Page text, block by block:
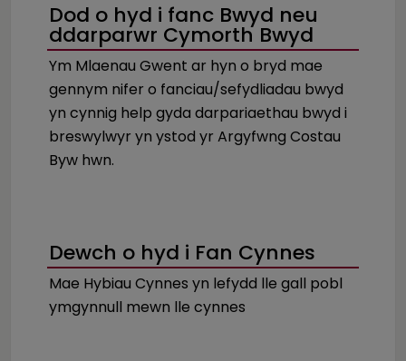
Dod o hyd i fanc Bwyd neu
ddarparwr Cymorth Bwyd
Ym Mlaenau Gwent ar hyn o bryd mae
gennym nifer o fanciau/sefydliadau bwyd
yn cynnig help gyda darpariaethau bwyd i
breswylwyr yn ystod yr Argyfwng Costau
Byw hwn.
Dewch o hyd i Fan Cynnes
Mae Hybiau Cynnes yn lefydd lle gall pobl
ymgynnull mewn lle cynnes